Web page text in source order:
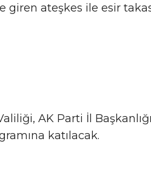
giren ateşkes ile esir
AK Parti İl
katılacak.